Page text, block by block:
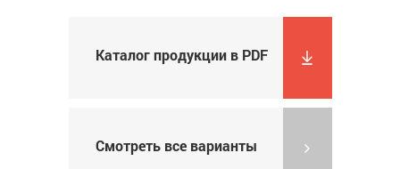
Каталог продукции в PDF
Смотреть все варианты